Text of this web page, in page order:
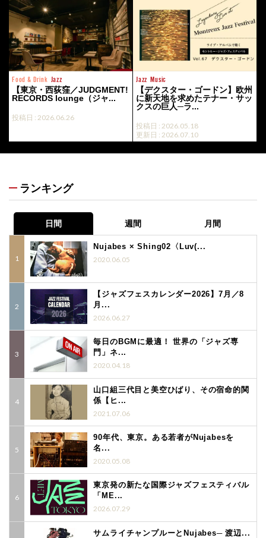
Food & Drink Jazz
【東京・西荻窪／JUDGMENT!
RECORDS lounge（ジャ...
投稿日 : 2026.06.26
Jazz Music
【デクスター・ゴードン】欧州
に新天地を求めたテナー・サッ
クスの巨人─ラ...
投稿日 : 2026.05.18
更新日 : 2026.07.10
ランキング
日間 週間 月間
Nujabes × Shing02〈Luv(...
2020.06.05
【ジャズフェスカレンダー2026】7月／8
月...
2026.06.27
毎日のBGMに最適！ 世界の「ジャズ専
門」ネ...
2020.04.18
山口組三代目と美空ひばり、その宿命的関
係【ヒ...
2021.07.06
90年代、東京。ある若者がNujabesを
名...
2020.05.08
東京発の新たな国際ジャズフェスティバル
「ME...
2026.07.29
サムライチャンプルーとNujabes─ 渡辺...